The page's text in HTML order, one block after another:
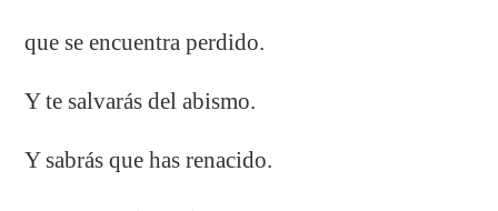
que se encuentra perdido.
Y te salvarás del abismo.
Y sabrás que has renacido.